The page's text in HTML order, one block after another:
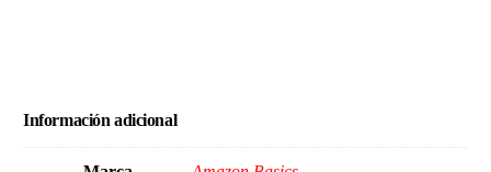
Información adicional